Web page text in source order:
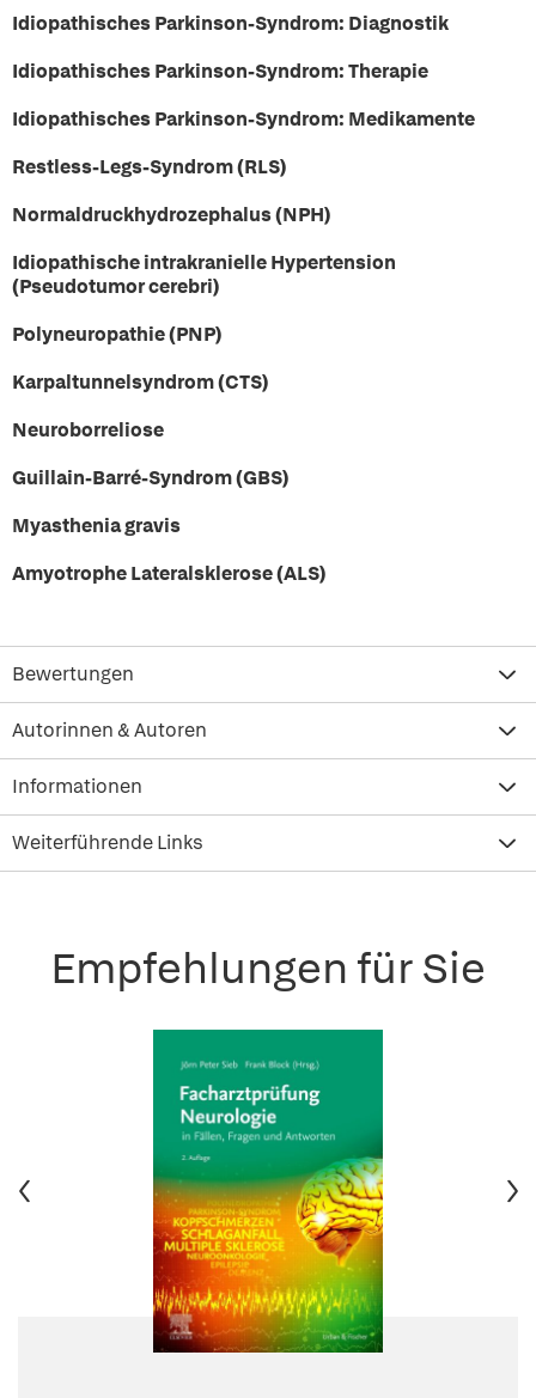
Idiopathisches Parkinson-Syndrom: Diagnostik
Idiopathisches Parkinson-Syndrom: Therapie
Idiopathisches Parkinson-Syndrom: Medikamente
Restless-Legs-Syndrom (RLS)
Normaldruckhydrozephalus (NPH)
Idiopathische intrakranielle Hypertension
(Pseudotumor cerebri)
Polyneuropathie (PNP)
Karpaltunnelsyndrom (CTS)
Neuroborreliose
Guillain-Barré-Syndrom (GBS)
Myasthenia gravis
Amyotrophe Lateralsklerose (ALS)
Bewertungen
Autorinnen & Autoren
Informationen
Weiterführende Links
Empfehlungen für Sie